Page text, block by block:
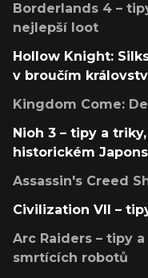
Borderlands 4 –
nejlepší loot
Hollow Knight:
v broučím
Kingdom Come:
Nioh 3 – tipy a
historickém
Assassin's Creed
Civilization VII –
Arc Raiders – tipy
smrtících robotů